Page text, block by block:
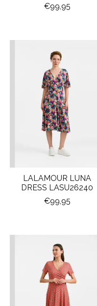
€99,95
LALAMOUR LUNA
DRESS LASU26240
€99,95